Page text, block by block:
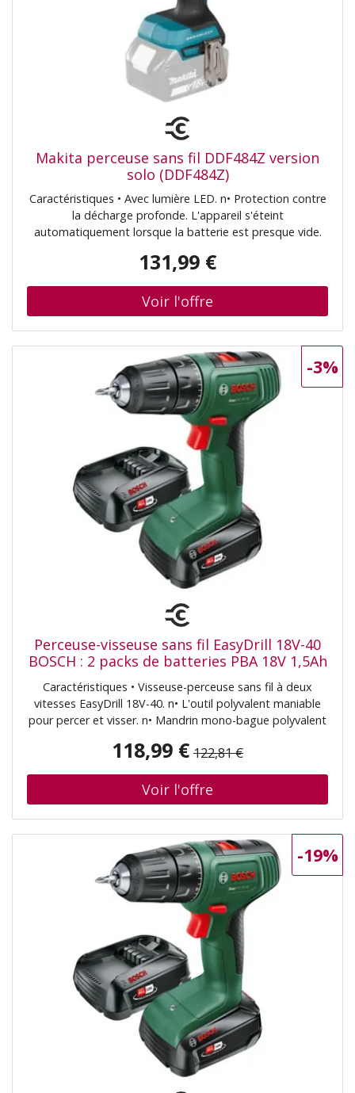
Makita perceuse sans fil DDF484Z version
solo (DDF484Z)
Caractéristiques • Avec lumière LED. n• Protection contre
la décharge profonde. L'appareil s'éteint
automatiquement lorsque la batterie est presque vide.
(DDF484Z). n• Mandrin à serrage rapide 13 mm (199154-
(784637-8). (DDF484Z)
131,99 €
Perceuse-visseuse sans fil EasyDrill 18V-40
BOSCH : 2 packs de batteries PBA 18V 1,5Ah
Caractéristiques • Visseuse-perceuse sans fil à deux
vitesses EasyDrill 18V-40. n• L'outil polyvalent maniable
pour percer et visser. n• Mandrin mono-bague polyvalent
vissage et des forets. n• Boîte de vitesses à 2 rapports
des vitesses de perçage optimaux. n• Idéal pour percer le
bois, le métal et le plastique ainsi que pour les
applications de vissage. n• Design fin et ergonomique
pour une prise en main confortable. n• Éclairage LED
pour travailler dans des zones peu éclairées. n• POWER
FOR ALL : une batterie et un chargeur pour l’ensemble du
système d’outils Home&Garden.; Contenu de la livraison •
2 batteries PBA 18 V 1,5 Ah W-A. n• Embout double pour
visseuse. n• Chargeur AL 18V-20. n• Mallette de transport.
(06039D8002)
118,99 € 122,81 €
-3%
-19%